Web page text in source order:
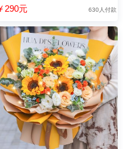
290元 630人付款